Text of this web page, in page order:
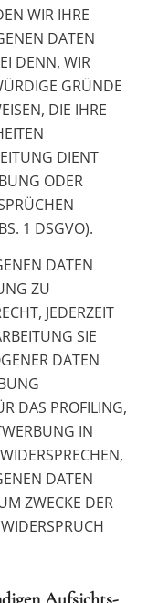
WIR IHRE
DATEN
DENN, WIR
GRÜNDE
DIE IHRE
DIENT
ODER
1 DSGVO).
DATEN
ZU
JEDERZEIT
SIE
DATEN
DAS PROFILING,
IN
DATEN
ZWECKE DER